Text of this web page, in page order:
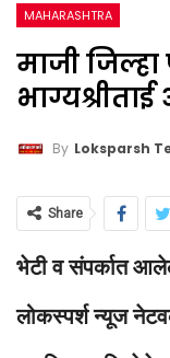
MAHARASHTRA
माजी
By Loksparsh
Share
भेटी व संपर्कात
लोकस्पर्श न्यूज